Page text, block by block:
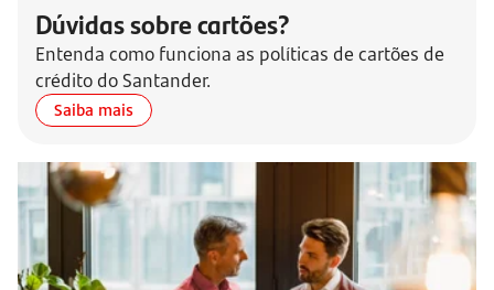
Dúvidas sobre cartões?
Entenda como funciona as políticas de cartões de
crédito do Santander.
Saiba mais